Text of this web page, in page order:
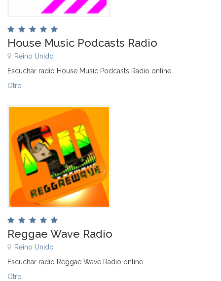
House Music Podcasts Radio
Reino Unido
Escuchar radio House Music Podcasts Radio online
Otro
Reggae Wave Radio
Reino Unido
Escuchar radio Reggae Wave Radio online
Otro